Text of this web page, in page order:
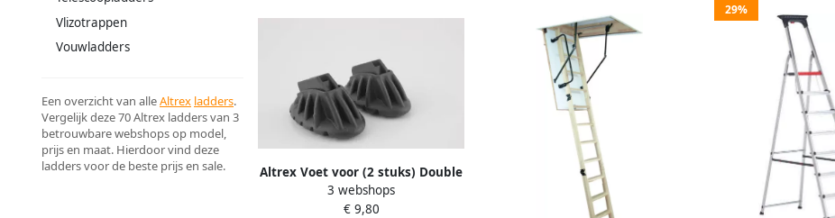
Vlizotrappen
Vouwladders
Een overzicht van alleAltrex ladders.
Vergelijk deze 70 Altrex ladders van 3
betrouwbare webshops op model,
prijs en maat. Hierdoor vind deze
ladders voor de beste prijs en sale.
Altrex Voet voor (2 stuks) Double
Decker huishoudtrap 509028
3 webshops
€ 9,80
29%